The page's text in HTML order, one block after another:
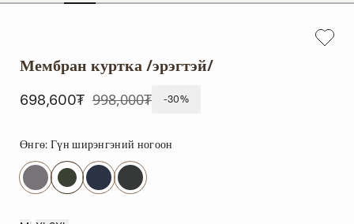
Мембран куртка /эрэгтэй/
698,600₮ 998,000₮ -30%
Өнгө: Гүн ширэнгэний ногоон